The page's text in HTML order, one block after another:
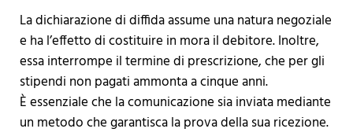
La dichiarazione di diffida assume una natura negoziale
e ha l’effetto di costituire in mora il debitore. Inoltre,
essa interrompe il termine di prescrizione, che per gli
stipendi non pagati ammonta a cinque anni.
È essenziale che la comunicazione sia inviata mediante
un metodo che garantisca la prova della sua ricezione.